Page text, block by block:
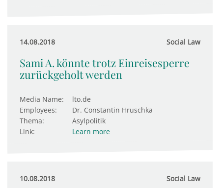
14.08.2018 Social Law
Sami A. könnte trotz Einreisesperre
zurückgeholt werden
Media Name:
lto.de
Employees:
Dr. Constantin Hruschka
Thema:
Asylpolitik
Link:
Learn more
10.08.2018 Social Law